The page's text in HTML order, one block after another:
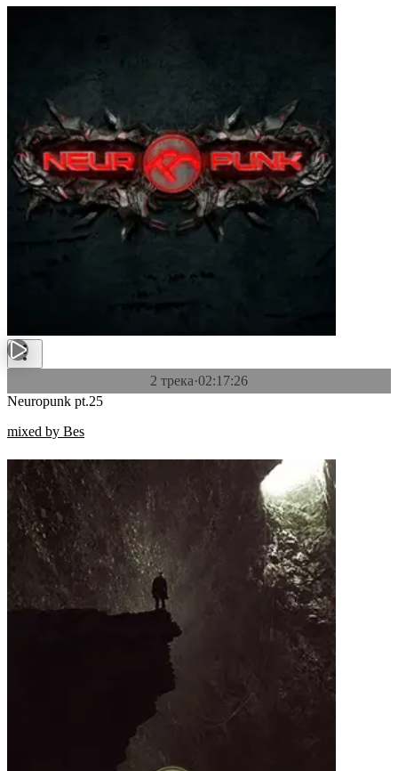
2 трека·02:17:26
Neuropunk pt.25
mixed by Bes